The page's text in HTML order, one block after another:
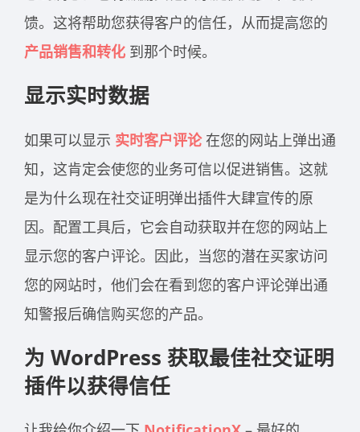
馈。这将帮助您获得客户的信任，从而提高您的
产品销售和转化 到那个时候。
显示实时数据
如果可以显示 实时客户评论在您的网站上弹出通
知，这肯定会使您的业务可信以促进销售。这就
是为什么现在社交证明弹出插件大肆宣传的原
因。配置工具后，它会自动获取并在您的网站上
显示您的客户评论。因此，当您的潜在买家访问
您的网站时，他们会在看到您的客户评论弹出通
知警报后确信购买您的产品。
为 WordPress 获取最佳社交证明
插件以获得信任